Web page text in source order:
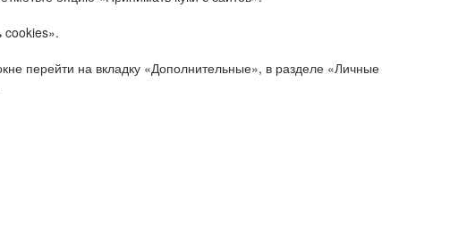
cookies».
перейти на вкладку «Дополнительные», в разделе «Личные